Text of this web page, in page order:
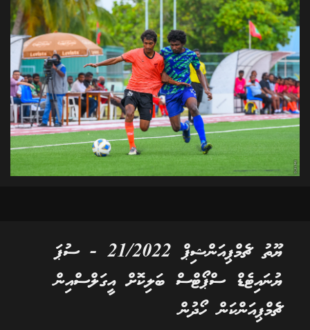
ޔޫތު ޗެމްޕިއަންޝިޕް 21/2022 - ސުޕަ
ޔުނައިޓެޑް ސްޕޯޓްސް ބަލިކޮށް އީގަލްސްއިން
ޗެމްޕިއަންކަން ހޯދުން